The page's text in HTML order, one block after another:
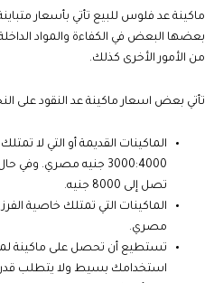
ماكينة عد فلوس للبيع تأتي بأسعار
بعضها البعض في الكفاءة والمواد
من الأمور الأخرى كذلك.
تأتي بعض اسعار ماكينة عد النقود على
الماكينات القديمة أو التي لا
3000:4000 جنيه مصري.
تصل إلى 8000 جنيه.
مصري.
استخدامك بسيط ولا يتطلب